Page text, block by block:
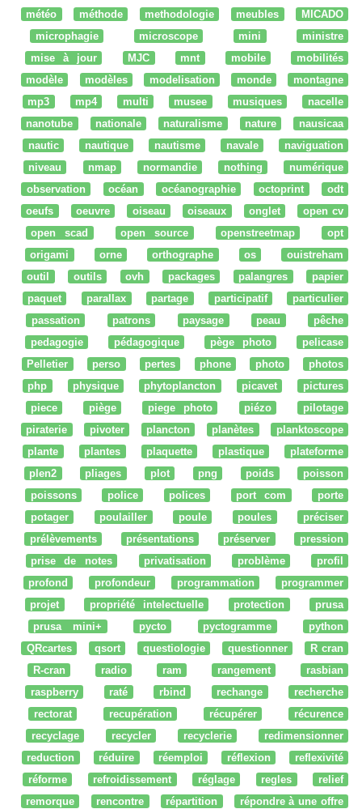
météo
méthode methodologie meubles
MICADO
microphagie
microscope mini
ministre
mise à jour
MJC mnt mobile
mobilités
modèle
modèles modelisation monde
montagne
mp3
mp4 multi musee musiques
nacelle
nanotube
nationale naturalisme nature
nausicaa
nautic
nautique nautisme navale
naviguation
niveau
nmap normandie nothing
numérique
observation
océan océanographie octoprint
odt
oeufs
oeuvre oiseau oiseaux onglet
open cv
open scad
open source openstreetmap
opt
origami
orne orthographe os
ouistreham
outil
outils ovh packages palangres
papier
paquet
parallax partage participatif
particulier
passation
patrons paysage peau
pêche
pedagogie
pédagogique pège photo
pelicase
Pelletier
perso pertes phone photo
photos
php
physique phytoplancton picavet
pictures
piece
piège piege photo piézo
pilotage
piraterie
pivoter plancton planètes
planktoscope
plante
plantes plaquette plastique
plateforme
plen2
pliages plot png poids
poisson
poissons
police polices port com
porte
potager
poulailler poule poules
préciser
prélèvements
présentations préserver
pression
prise de notes
privatisation problème
profil
profond
profondeur programmation
programmer
projet
propriété intelectuelle protection
prusa
prusa mini+
pycto pyctogramme
python
QRcartes
qsort questiologie questionner
R cran
R-cran
radio ram rangement
rasbian
raspberry
raté rbind rechange
recherche
rectorat
recupération récupérer
récurence
recyclage
recycler recyclerie
redimensionner
reduction
réduire réemploi réflexion
reflexivité
réforme
refroidissement réglage regles
relief
remorque
rencontre répartition
répondre à une offre